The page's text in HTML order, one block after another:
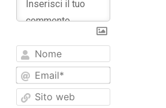
Nome
Email*
Sito